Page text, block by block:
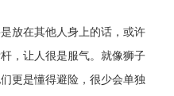
放在其他人身上的话，或许
，让人很是服气。就像狮子
更是懂得避险，很少会单独